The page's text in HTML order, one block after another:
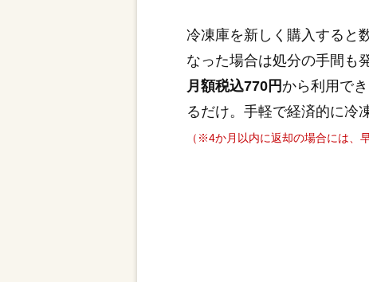
冷凍庫を新しく購入すると
なった場合は処分の手間も
月額税込770円から利用で
るだけ。手軽で経済的に冷
（※4か月以内に返却の場合には、